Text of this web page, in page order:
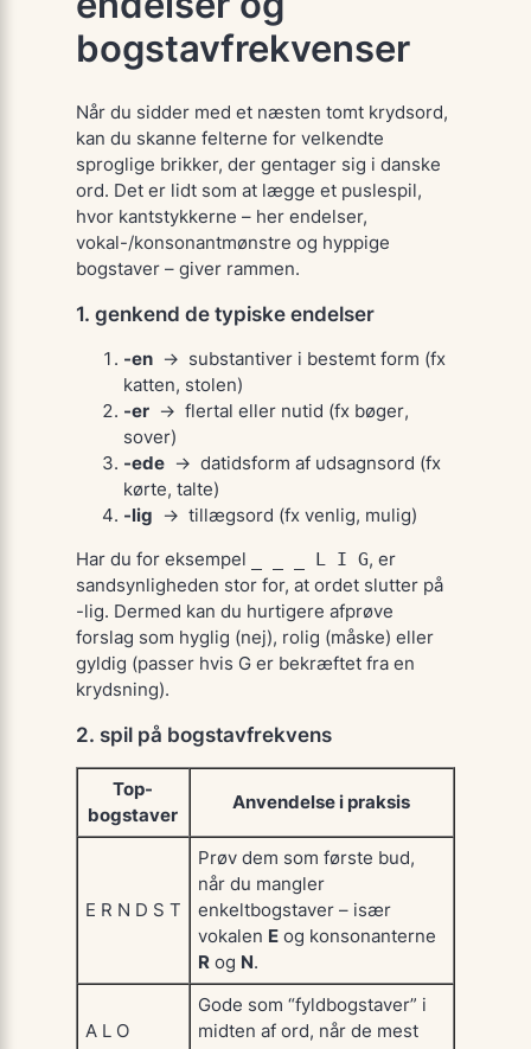
bogstavfrekvenser
Når du sidder med et næsten tomt krydsord,
kan du skanne felterne for velkendte
sproglige brikker, der gentager sig i danske
ord. Det er lidt som at lægge et puslespil,
hvor kantstykkerne – her endelser,
vokal-/konsonantmønstre og hyppige
bogstaver – giver rammen.
1. genkend de typiske endelser
-en→ substantiver i bestemt form (fx
katten, stolen)
-er→ flertal eller nutid (fx bøger,
sover)
-ede→ datidsform af udsagnsord (fx
kørte, talte)
-lig → tillægsord (fx venlig, mulig)
Har du for eksempel _ _ _ L I G, er
sandsynligheden stor for, at ordet slutter på
-lig. Dermed kan du hurtigere afprøve
forslag som hyglig (nej), rolig (måske) eller
gyl­dig (passer hvis G er bekræftet fra en
krydsning).
2. spil på bogstavfrekvens
Top-
bogstaver
Anvendelse i praksis
E R N D S T
Prøv dem som første bud,
når du mangler
enkeltbogstaver – især
vokalen Eog konsonanterne
Rog N.
A L O
Gode som “fyldbogstaver” i
midten af ord, når de mest